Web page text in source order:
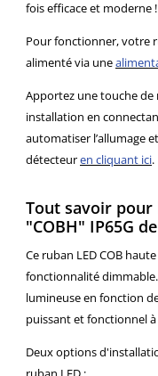
fois efficace et moderne !
Pour fonctionner, votre
alimenté via une
Apportez une touche
installation en
automatiser l’allumage
détecteuren cliquant ici.
Tout savoir pour
"COBH" IP65G
Ce ruban LED COB
fonctionnalité
lumineuse en fonction
puissant et fonctionnel
Deux options